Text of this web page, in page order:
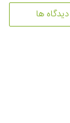
دیدگاه ها